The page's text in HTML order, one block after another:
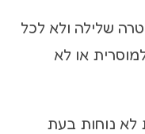
שלילה ולא לכל
או לא
לא נוחות בעת